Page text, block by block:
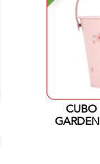
CUBO